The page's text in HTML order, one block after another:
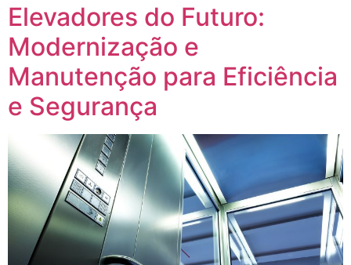
Elevadores do Futuro:
Modernização e
Manutenção para Eficiência
e Segurança